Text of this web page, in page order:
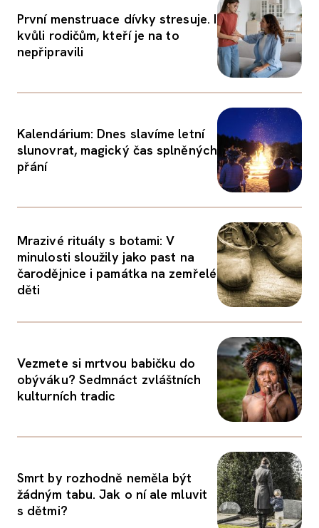
První menstruace dívky stresuje. I
kvůli rodičům, kteří je na to
nepřipravili
Kalendárium: Dnes slavíme letní
slunovrat, magický čas splněných
přání
Mrazivé rituály s botami: V
minulosti sloužily jako past na
čarodějnice i památka na zemřelé
děti
Vezmete si mrtvou babičku do
obýváku? Sedmnáct zvláštních
kulturních tradic
Smrt by rozhodně neměla být
žádným tabu. Jak o ní ale mluvit
s dětmi?